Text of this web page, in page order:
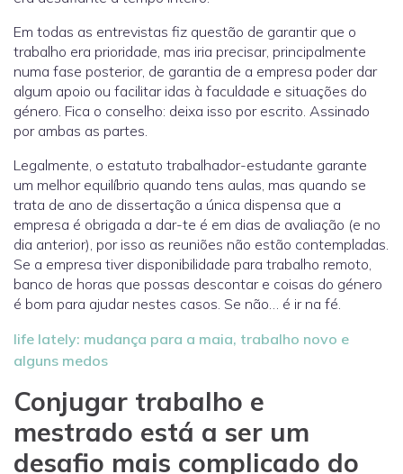
Em todas as entrevistas fiz questão de garantir que o
trabalho era prioridade, mas iria precisar, principalmente
numa fase posterior, de garantia de a empresa poder dar
algum apoio ou facilitar idas à faculdade e situações do
género. Fica o conselho: deixa isso por escrito. Assinado
por ambas as partes.
Legalmente, o estatuto trabalhador-estudante garante
um melhor equilíbrio quando tens aulas, mas quando se
trata de ano de dissertação a única dispensa que a
empresa é obrigada a dar-te é em dias de avaliação (e no
dia anterior), por isso as reuniões não estão contempladas.
Se a empresa tiver disponibilidade para trabalho remoto,
banco de horas que possas descontar e coisas do género
é bom para ajudar nestes casos. Se não… é ir na fé.
life lately: mudança para a maia, trabalho novo e
alguns medos
Conjugar trabalho e
mestrado está a ser um
desafio mais complicado do